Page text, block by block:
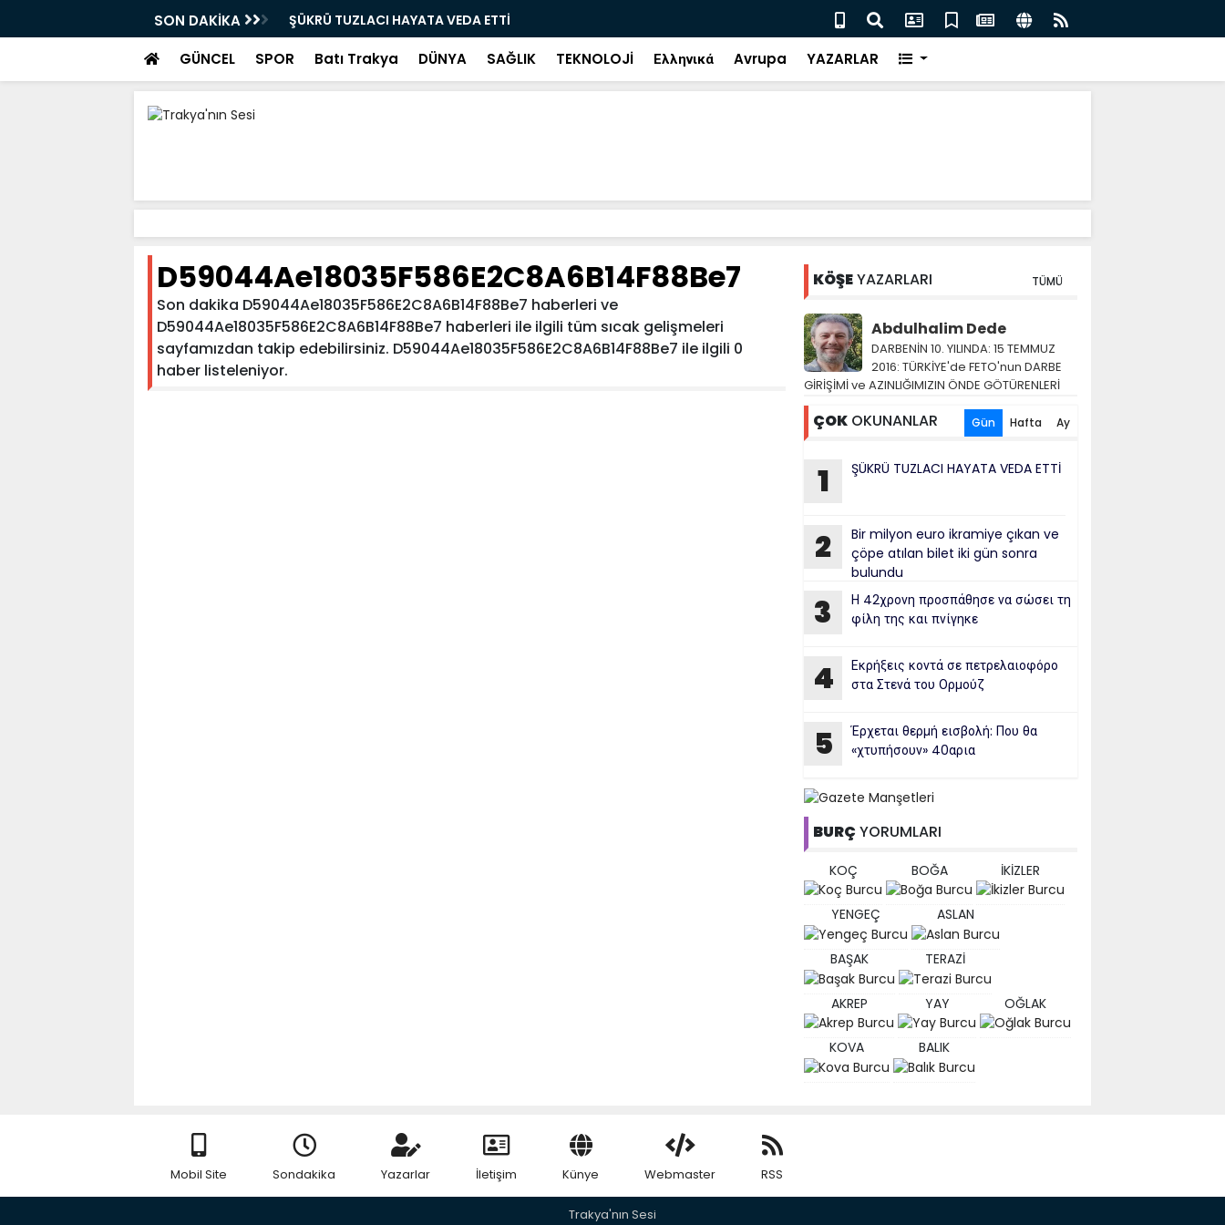
SON DAKİKA ŞÜKRÜ TUZLACI HAYATA VEDA ETTİ
Bir milyon euro ikramiye çıkan ve çöpe atılan bilet iki gün sonra
bulundu
GÜNCEL SPOR Batı Trakya DÜNYA SAĞLIK TEKNOLOJİ Ελληνικά Avrupa YAZARLAR
D59044Ae18035F586E2C8A6B14F88Be7
Son dakika D59044Ae18035F586E2C8A6B14F88Be7 haberleri ve
D59044Ae18035F586E2C8A6B14F88Be7 haberleri ile ilgili tüm sıcak gelişmeleri
sayfamızdan takip edebilirsiniz. D59044Ae18035F586E2C8A6B14F88Be7 ile ilgili 0
haber listeleniyor.
KÖŞEYAZARLARI TÜMÜ
Abdulhalim Dede
DARBENİN 10. YILINDA: 15 TEMMUZ
2016: TÜRKİYE'de FETO'nun DARBE
GİRİŞİMİ ve AZINLIĞIMIZIN ÖNDE GÖTÜRENLERİ
ÇOK OKUNANLAR Gün Hafta Ay
1 ŞÜKRÜ TUZLACI HAYATA VEDA ETTİ
2
Bir milyon euro ikramiye çıkan ve
çöpe atılan bilet iki gün sonra
bulundu
3
Η 42χρονη προσπάθησε να σώσει τη
φίλη της και πνίγηκε
4
Εκρήξεις κοντά σε πετρελαιοφόρο
στα Στενά του Ορμούζ
5
Έρχεται θερμή εισβολή: Που θα
«χτυπήσουν» 40αρια
BURÇ YORUMLARI
KOÇ BOĞA İKİZLER
YENGEÇ ASLAN
BAŞAK TERAZİ
AKREP YAY OĞLAK
KOVA BALIK
Mobil Site Sondakika Yazarlar İletişim Künye Webmaster RSS
Trakya'nın Sesi